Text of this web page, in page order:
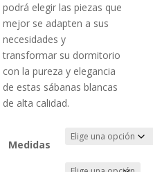
podrá elegir las piezas que
mejor se adapten a sus
necesidades y
transformar su dormitorio
con la pureza y elegancia
de estas sábanas blancas
de alta calidad.
Medidas